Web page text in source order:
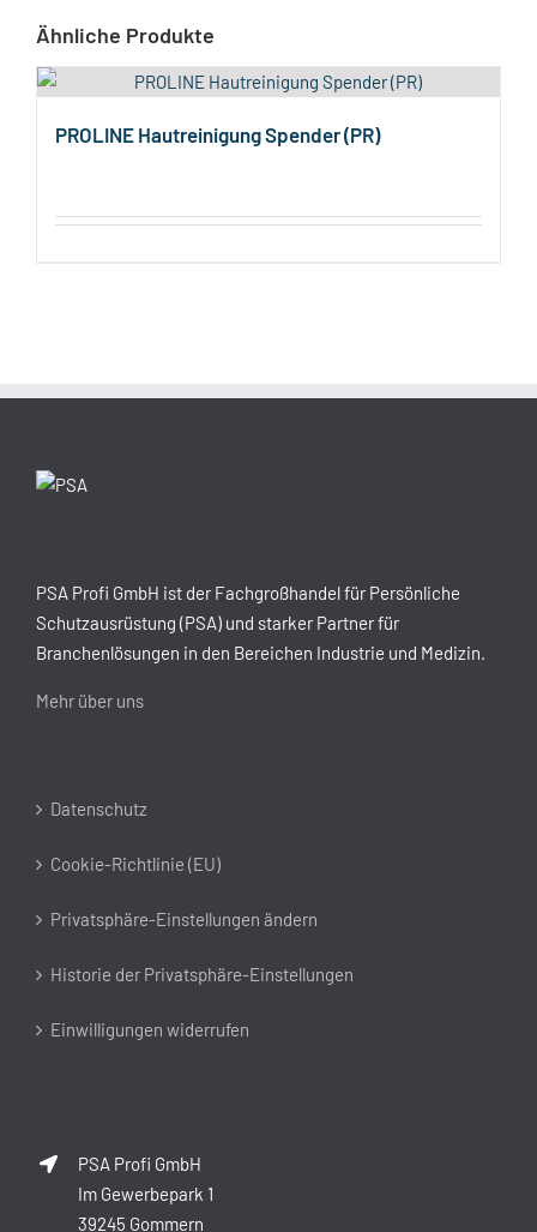
Ähnliche Produkte
PROLINE Hautreinigung Spender (PR)
PSA Profi GmbH ist der Fachgroßhandel für Persönliche
Schutzausrüstung (PSA) und starker Partner für
Branchenlösungen in den Bereichen Industrie und Medizin.
Mehr über uns
Datenschutz
Cookie-Richtlinie (EU)
Privatsphäre-Einstellungen ändern
Historie der Privatsphäre-Einstellungen
Einwilligungen widerrufen
PSA Profi GmbH
Im Gewerbepark 1
39245 Gommern